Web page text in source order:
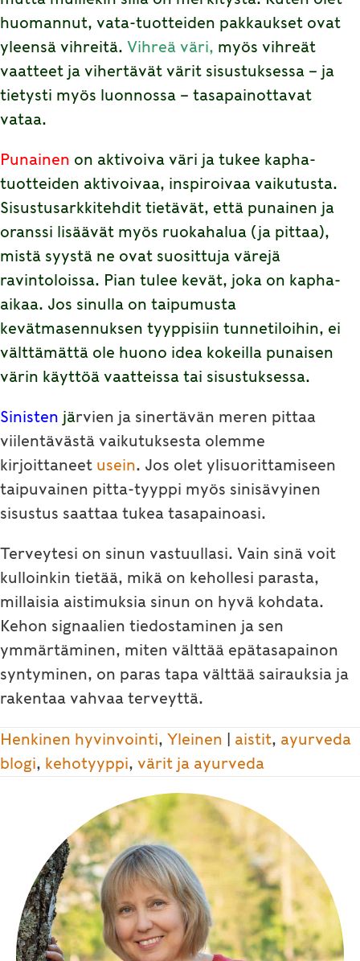
huomannut, vata-tuotteiden pakkaukset ovat
yleensä vihreitä. Vihreä väri, myös vihreät
vaatteet ja vihertävät värit sisustuksessa – ja
tietysti myös luonnossa – tasapainottavat
vataa.
Punainen on aktivoiva väri ja tukee kapha-
tuotteiden aktivoivaa, inspiroivaa vaikutusta.
Sisustusarkkitehdit tietävät, että punainen ja
oranssi lisäävät myös ruokahalua (ja pittaa),
mistä syystä ne ovat suosittuja värejä
ravintoloissa. Pian tulee kevät, joka on kapha-
aikaa. Jos sinulla on taipumusta
kevätmasennuksen tyyppisiin tunnetiloihin, ei
välttämättä ole huono idea kokeilla punaisen
värin käyttöä vaatteissa tai sisustuksessa.
Sinisten järvien ja sinertävän meren pittaa
viilentävästä vaikutuksesta olemme
kirjoittaneet usein. Jos olet ylisuorittamiseen
taipuvainen pitta-tyyppi myös sinisävyinen
sisustus saattaa tukea tasapainoasi.
Terveytesi on sinun vastuullasi. Vain sinä voit
kulloinkin tietää, mikä on kehollesi parasta,
millaisia aistimuksia sinun on hyvä kohdata.
Kehon signaalien tiedostaminen ja sen
ymmärtäminen, miten välttää epätasapainon
syntyminen, on paras tapa välttää sairauksia ja
rakentaa vahvaa terveyttä.
Henkinen hyvinvointi, Yleinen aistit, ayurveda
blogi, kehotyyppi, värit ja ayurveda